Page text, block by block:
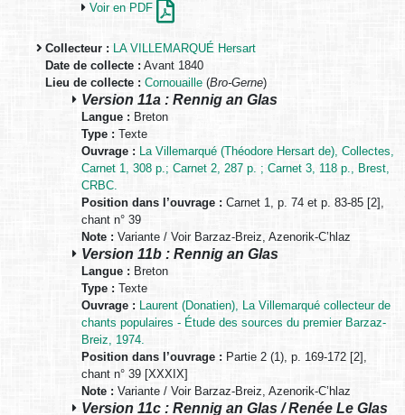
Voir en PDF
Collecteur : LA VILLEMARQUÉ Hersart
Date de collecte : Avant 1840
Lieu de collecte : Cornouaille (Bro-Gerne)
Version 11a : Rennig an Glas
Langue : Breton
Type : Texte
Ouvrage : La Villemarqué (Théodore Hersart de), Collectes,
Carnet 1, 308 p.; Carnet 2, 287 p. ; Carnet 3, 118 p., Brest,
CRBC.
Position dans l’ouvrage : Carnet 1, p. 74 et p. 83-85 [2],
chant n° 39
Note : Variante / Voir Barzaz-Breiz, Azenorik-C’hlaz
Version 11b : Rennig an Glas
Langue : Breton
Type : Texte
Ouvrage : Laurent (Donatien), La Villemarqué collecteur de
chants populaires - Étude des sources du premier Barzaz-
Breiz, 1974.
Position dans l’ouvrage : Partie 2 (1), p. 169-172 [2],
chant n° 39 [XXXIX]
Note : Variante / Voir Barzaz-Breiz, Azenorik-C’hlaz
Version 11c : Rennig an Glas / Renée Le Glas